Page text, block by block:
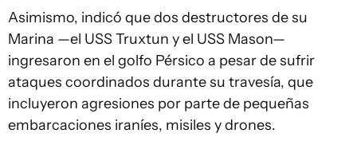
Asimismo, indicó que dos destructores de su
Marina —el USS Truxtun y el USS Mason—
ingresaron en el golfo Pérsico a pesar de sufrir
ataques coordinados durante su travesía, que
incluyeron agresiones por parte de pequeñas
embarcaciones iraníes, misiles y drones.